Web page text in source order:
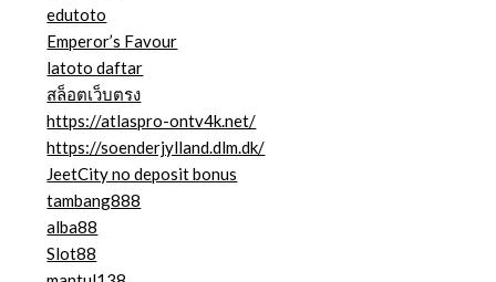
edutoto
Emperor’s Favour
latoto daftar
สล็อตเว็บตรง
https://atlaspro-ontv4k.net/
https://soenderjylland.dlm.dk/
JeetCity no deposit bonus
tambang888
alba88
Slot88